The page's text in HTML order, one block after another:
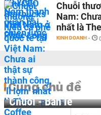
Chuỗi
Nam:
nhất là
KINH DOANH -
Cùng chủ đề
Chuỗi - Bán lẻ